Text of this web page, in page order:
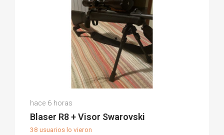
Alfredo C.
hace 6 horas
Blaser R8 + Visor Swarovski
38 usuarios lo vieron